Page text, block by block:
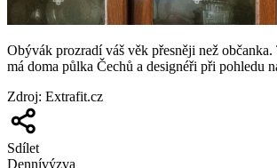
Obývák prozradí váš věk přesněji než
má doma půlka Čechů a designéři při pohledu
Zdroj: Extrafit.cz
Sdílet
Dennívýzva